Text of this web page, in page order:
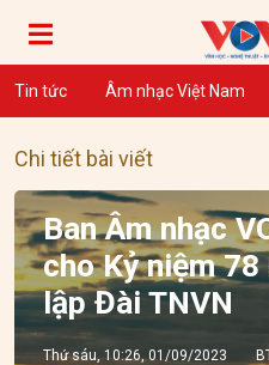
Tin tức Âm nhạc Việt Nam
Chi tiết bài viết
Ban Âm nhạc
cho Kỷ niệm
lập Đài TNVN
Thứ sáu, 10:26, 01/09/2023